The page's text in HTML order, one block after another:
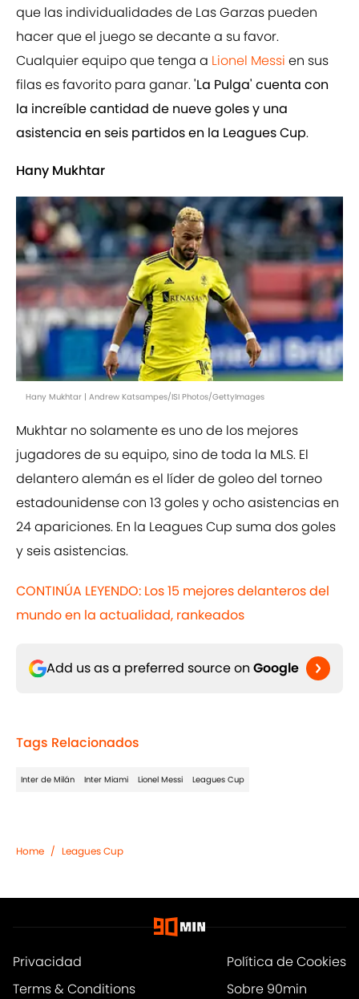
que las individualidades de Las Garzas pueden
hacer que el juego se decante a su favor.
Cualquier equipo que tenga a Lionel Messi en sus
filas es favorito para ganar.'La Pulga' cuenta con
la increíble cantidad de nueve goles y una
asistencia en seis partidos en la Leagues Cup.
Hany Mukhtar
Hany Mukhtar | Andrew Katsampes/ISI Photos/GettyImages
Mukhtar no solamente es uno de los mejores
jugadores de su equipo, sino de toda la MLS. El
delantero alemán es el líder de goleo del torneo
estadounidense con 13 goles y ocho asistencias en
24 apariciones. En la Leagues Cup suma dos goles
y seis asistencias.
CONTINÚA LEYENDO: Los 15 mejores delanteros del
mundo en la actualidad, rankeados
Add us as a preferred source on Google
Tags Relacionados
Inter de Milán Inter Miami Lionel Messi Leagues Cup
Home / Leagues Cup
Privacidad
Política de Cookies
Terms & Conditions
Sobre 90min